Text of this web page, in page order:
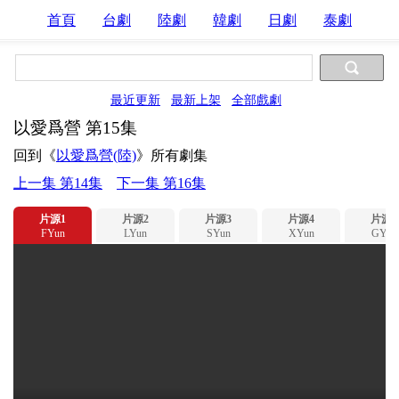
首頁 台劇 陸劇 韓劇 日劇 泰劇
最近更新 最新上架 全部戲劇
以愛爲營 第15集
回到《 以愛爲營(陸)》所有劇集
上一集 第14集
下一集 第16集
片源1
FYun
片源2
LYun
片源3
SYun
片源4
XYun
片源5
GYun